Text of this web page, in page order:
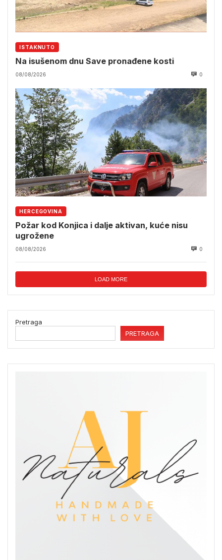
ISTAKNUTO
Na isušenom dnu Save pronađene kosti
08/08/2026 0
HERCEGOVINA
Požar kod Konjica i dalje aktivan, kuće nisu
ugrožene
08/08/2026 0
LOAD MORE
Pretraga
PRETRAGA